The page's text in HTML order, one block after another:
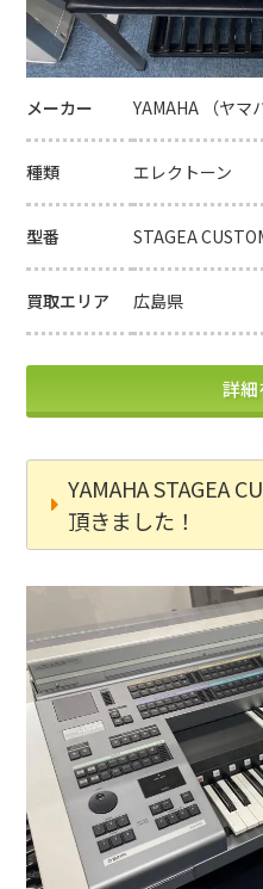
詳細
メーカー YAMAHA （ヤマ
種類 エレクトーン
型番 STAGEA
買取エリア 広島県
YAMAHA STAGEA
頂きました！